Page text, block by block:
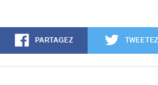
PARTAGEZ TWEETEZ